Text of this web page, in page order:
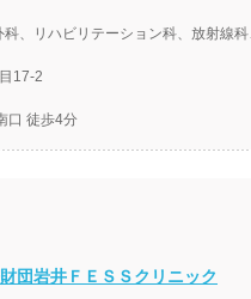
、リハビリテーション科、放射線
17-2
口 徒歩4分
団岩井ＦＥＳＳクリニック